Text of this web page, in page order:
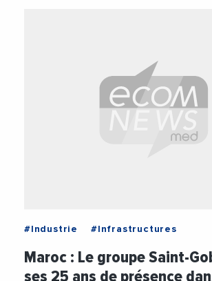
#Industrie #Infrastructures
Maroc : Le groupe Saint-
ses 25 ans de présence